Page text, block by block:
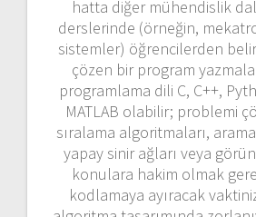
hatta diğer mühendislik
derslerinde (örneğin,
sistemler) öğrencilerden
çözen bir program
programlama dili C, C++,
MATLAB olabilir; problemi
sıralama algoritmaları,
yapay sinir ağları veya
konulara hakim olmak
kodlamaya ayıracak